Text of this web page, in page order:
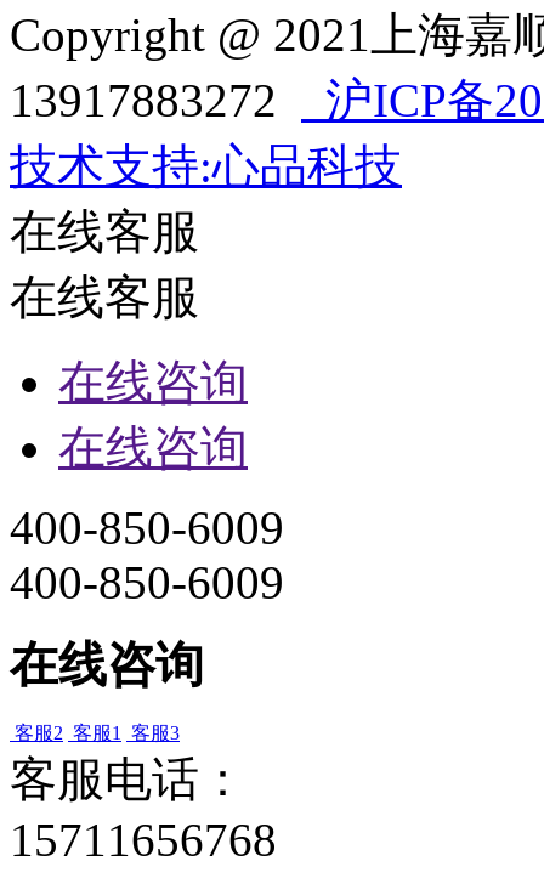
Copyright @ 2021上海
13917883272
沪ICP备
技术支持:心品科技
在线客服
在线客服
在线咨询
在线咨询
400-850-6009
400-850-6009
在线咨询
客服2 客服1 客服3
客服电话：
15711656768